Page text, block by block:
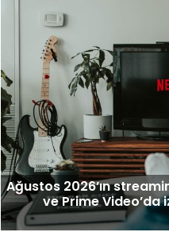
Ağustos 2026’ın
ve Prime Video’da